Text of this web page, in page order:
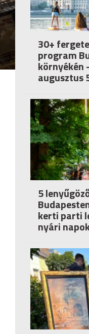
30+
program
környékén
augusztus
5
kerti parti
nyári